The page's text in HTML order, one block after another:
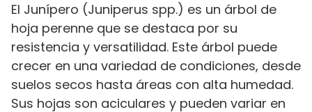
El Junípero (Juniperus spp.) es un árbol de
hoja perenne que se destaca por su
resistencia y versatilidad. Este árbol puede
crecer en una variedad de condiciones, desde
suelos secos hasta áreas con alta humedad.
Sus hojas son aciculares y pueden variar en